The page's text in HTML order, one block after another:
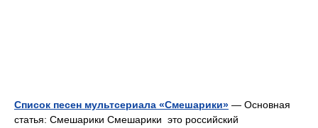
Список песен мультсериала «Смешарики» — Основная
статья: Смешарики Смешарики это российский